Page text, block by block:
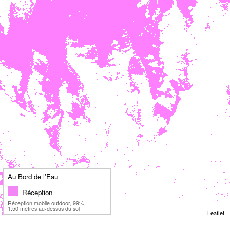
Leaflet
Au Bord de l'Eau
Réception
Réception mobile outdoor, 99%
1.50 mètres au-dessus du sol